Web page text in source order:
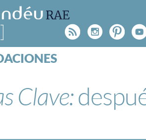
Rss
BLOG
Clave: